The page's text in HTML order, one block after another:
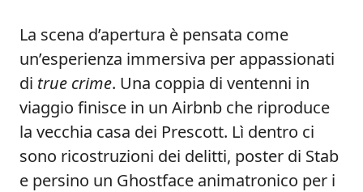
La scena d’apertura è pensata come
un’esperienza immersiva per appassionati
di true crime. Una coppia di ventenni in
viaggio finisce in un Airbnb che riproduce
la vecchia casa dei Prescott. Lì dentro ci
sono ricostruzioni dei delitti, poster di Stab
e persino un Ghostface animatronico per i